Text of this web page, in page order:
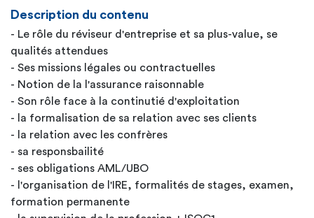
Description du contenu
- Le rôle du réviseur d'entreprise et sa plus-value, se
qualités attendues
- Ses missions légales ou contractuelles
- Notion de la l'assurance raisonnable
- Son rôle face à la continutié d'exploitation
- la formalisation de sa relation avec ses clients
- la relation avec les confrères
- sa responsbailité
- ses obligations AML/UBO
- l'organisation de l'IRE, formalités de stages, examen,
formation permanente